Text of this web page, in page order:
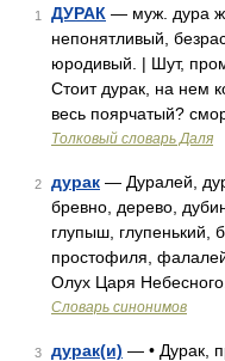
1 ДУРАК — муж. дура
непонятливый,
юродивый. | Шут,
Стоит дурак, на нем
весь поярчатый?
Толковый словарь Даля
2 дурак — Дуралей,
бревно, дерево,
глупыш, глупенький,
простофиля,
Олух Царя
Словарь синонимов
3 дурак(и) — • Дурак,